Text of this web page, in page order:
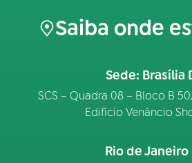
Saiba onde
Sede: Brasília
SCS – Quadra 08 – Bloco B
Edifício Venâncio
Rio de Janeiro